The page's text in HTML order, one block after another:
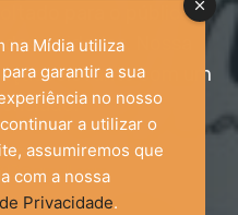
para o público
as idades. Nossa
relevante com um
na Mídia utiliza
garantir a sua
no nosso
a utilizar o
assumiremos que
com a nossa
Privacidade.